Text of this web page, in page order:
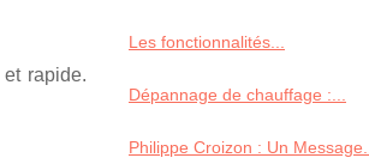
rapide.
Les fonctionnalités...
Dépannage de chauffage :...
Philippe Croizon : Un Message...